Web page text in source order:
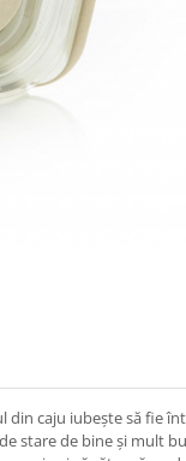
din caju iubește să fie
stare de bine și mult